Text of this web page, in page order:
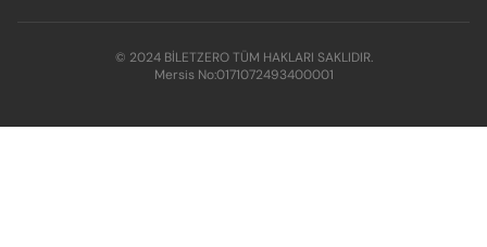
© 2024 BİLETZERO TÜM HAKLARI SAKLIDIR.
Mersis No:0171072493400001